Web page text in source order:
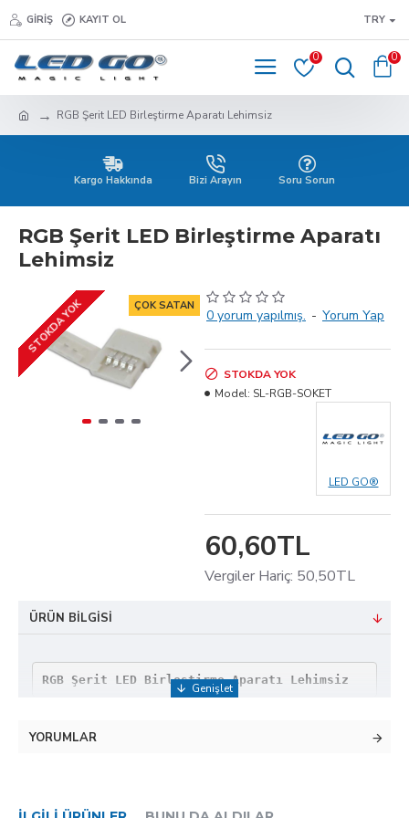
GIRIŞ KAYIT OL TRY
0 0
RGB Şerit LED Birleştirme Aparatı Lehimsiz
Kargo Hakkında Bizi Arayın Soru Sorun
RGB Şerit LED Birleştirme Aparatı
Lehimsiz
ÇOK SATAN
STOKDA YOK 0 yorum yapılmış. - Yorum Yap
60,60TL
Vergiler Hariç: 50,50TL
STOKDA YOK
Model: SL-RGB-SOKET
LED GO®
ÜRÜN BILGISI
RGB Şerit LED Birleştirme Aparatı Lehimsiz
YORUMLAR